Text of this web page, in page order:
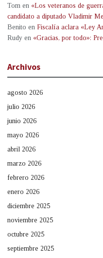
Tom en «Los veteranos de
candidato a diputado Vladimir
Benito en Fiscalía aclara «Ley
Rudy en «Gracias, por todo»:
Archivos
agosto 2026
julio 2026
junio 2026
mayo 2026
abril 2026
marzo 2026
febrero 2026
enero 2026
diciembre 2025
noviembre 2025
octubre 2025
septiembre 2025